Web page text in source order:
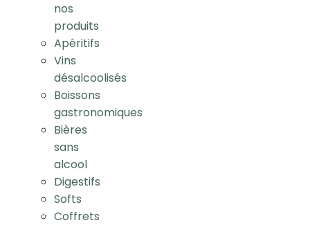
nos
produits
Apéritifs
Vins
désalcoolisés
Boissons
gastronomiques
Bières
sans
alcool
Digestifs
Softs
Coffrets